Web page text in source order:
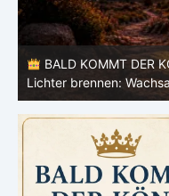
eure BALD
Herz: Heiligung